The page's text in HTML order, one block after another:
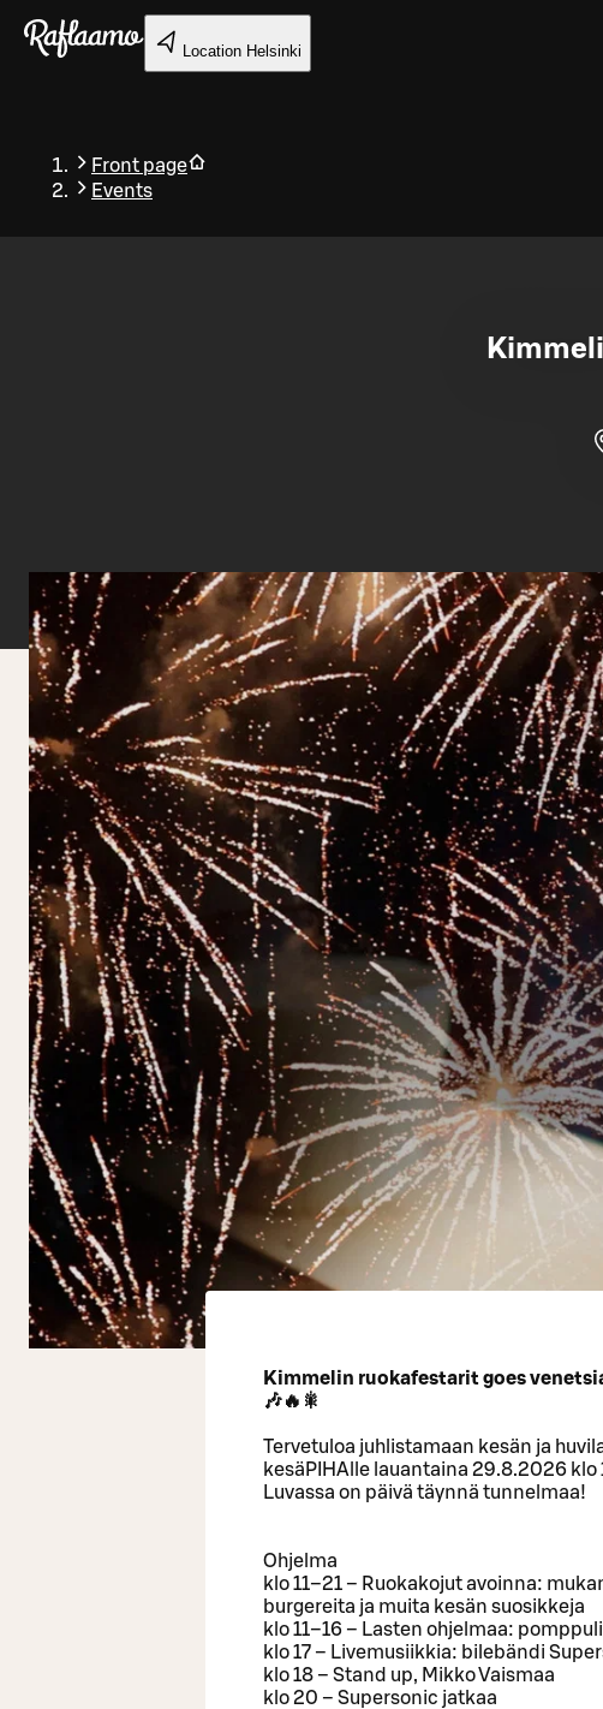
Skip to main content
Location Helsinki
Front page
Events
Back
Kimmelin ruokafestarit goes
🎶🔥🎇
Tervetuloa juhlistamaan kesän ja
kesäPIHAlle lauantaina 29.8.2026 klo
Luvassa on päivä täynnä tunnelmaa!
Ohjelma
klo 11–21 – Ruokakojut avoinna:
burgereita ja muita kesän suosikkeja
klo 11–16 – Lasten ohjelmaa:
klo 17 – Livemusiikkia: bilebändi
klo 18 – Stand up, Mikko Vaismaa
klo 20 – Supersonic jatkaa